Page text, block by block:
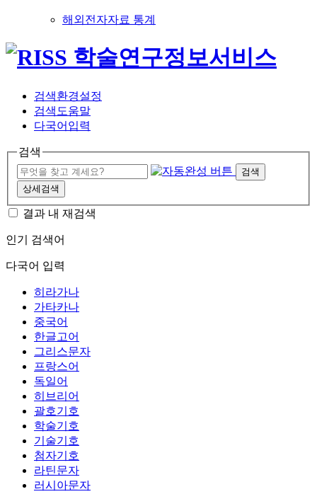
해외전자자료 통계
검색환경설정
검색도움말
다국어입력
검색
검색
상세검색
결과 내 재검색
인기 검색어
다국어 입력
히라가나
가타카나
중국어
한글고어
그리스문자
프랑스어
독일어
히브리어
괄호기호
학술기호
기술기호
첨자기호
라틴문자
러시아문자